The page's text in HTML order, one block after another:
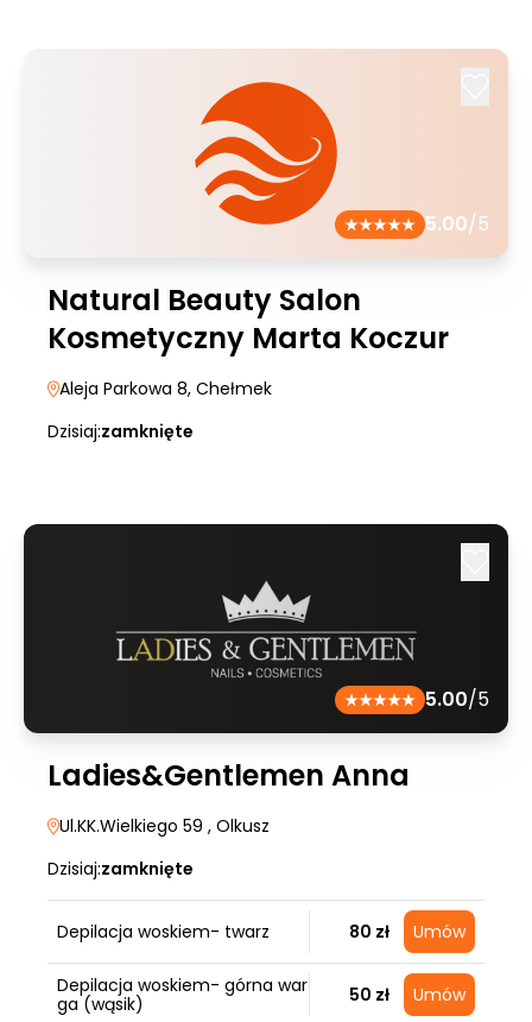
5.00/5
Natural Beauty Salon
Kosmetyczny Marta Koczur
Aleja Parkowa 8, Chełmek
Dzisiaj:zamknięte
5.00/5
Ladies&Gentlemen Anna
Ul.KK.Wielkiego 59 , Olkusz
Dzisiaj:zamknięte
Depilacja woskiem- twarz 80 zł Umów
Depilacja woskiem- górna war
ga (wąsik)
50 zł Umów